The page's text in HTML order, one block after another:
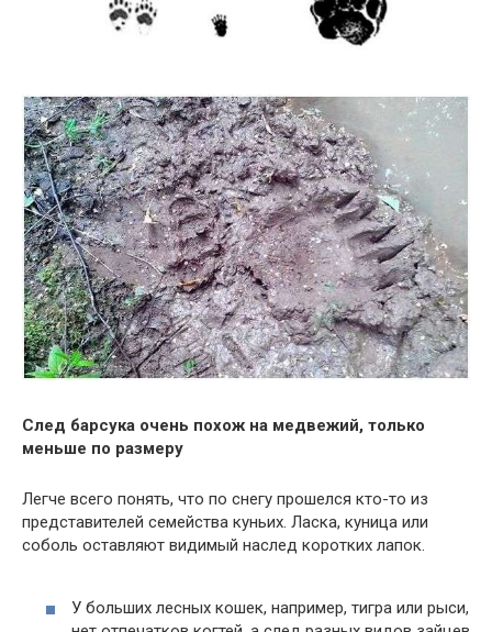
След барсука очень похож на медвежий, только
меньше по размеру
Легче всего понять, что по снегу прошелся кто-то из
представителей семейства куньих. Ласка, куница или
соболь оставляют видимый наслед коротких лапок.
У больших лесных кошек, например, тигра или рыси,